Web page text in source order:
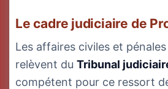
Le cadre judiciaire de
Les affaires civiles et
relèvent du Tribunal
compétent pour ce ressort